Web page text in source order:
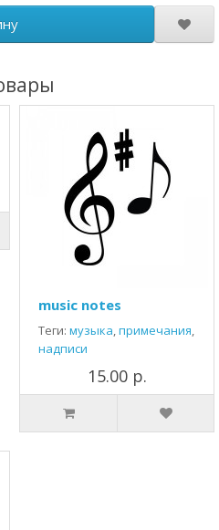
music notes
Теги: музыка,примечания,
надписи
15.00 р.